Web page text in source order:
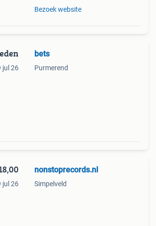
Bezoek website
jul 26
bets
Purmerend
jul 26
nonstoprecords.nl
Simpelveld